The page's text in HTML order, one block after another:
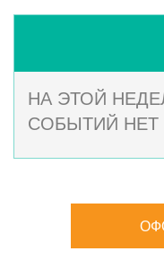
НА ЭТОЙ
СОБЫТИЙ НЕТ